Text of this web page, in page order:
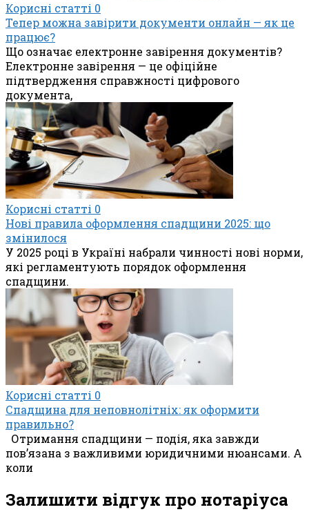
Корисні статті 0
Тепер можна завірити документи онлайн — як це
працює?
Що означає електронне завірення документів?
Електронне завірення — це офіційне
підтвердження справжності цифрового
документа,
Корисні статті 0
Нові правила оформлення спадщини 2025: що
змінилося
У 2025 році в Україні набрали чинності нові норми,
які регламентують порядок оформлення
спадщини.
Корисні статті 0
Спадщина для неповнолітніх: як оформити
правильно?
Отримання спадщини — подія, яка завжди
пов’язана з важливими юридичними нюансами. А
коли
Залишити відгук про нотаріуса